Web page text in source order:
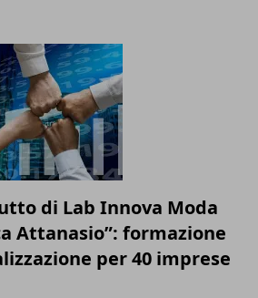
di Lab Innova Moda
Attanasio”: formazione
per 40 imprese